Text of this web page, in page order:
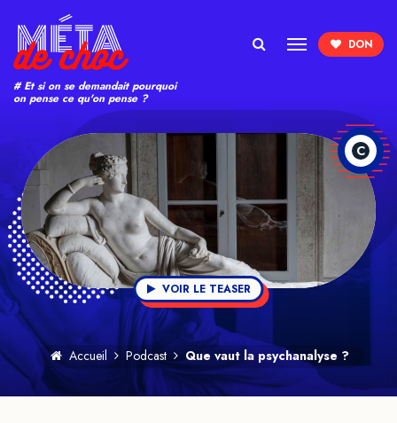
# Et si on se demandait pourquoi
on pense ce qu'on pense ?
VOIR LE TEASER
C
Accueil Podcast Que vaut la psychanalyse ?